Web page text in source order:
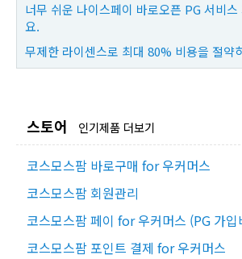
너무 쉬운 나이스페이 바로오픈 PG 서비
요.
무제한 라이센스로 최대 80% 비용을 절약
스토어 인기제품 더보기
코스모스팜 바로구매 for 우커머스
코스모스팜 회원관리
코스모스팜 페이 for 우커머스 (PG 가입
코스모스팜 포인트 결제 for 우커머스